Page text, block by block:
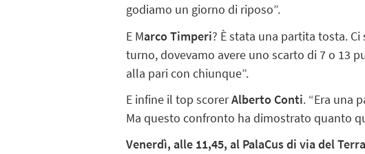
godiamo un giorno di riposo”.
E Marco Timperi? È stata una partita tosta.
turno, dovevamo avere uno scarto di 7 o 13
alla pari con chiunque”.
E infine il top scorerAlberto Conti. “Era una
Ma questo confronto ha dimostrato quanto
Venerdì, alle 11,45, al PalaCus di via del